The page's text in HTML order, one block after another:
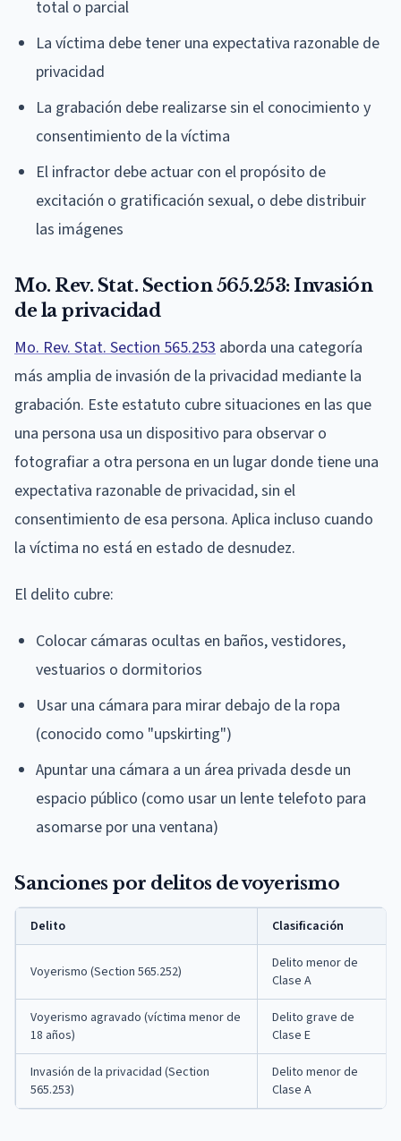
total o parcial
La víctima debe tener una expectativa razonable de
privacidad
La grabación debe realizarse sin el conocimiento y
consentimiento de la víctima
El infractor debe actuar con el propósito de
excitación o gratificación sexual, o debe distribuir
las imágenes
Mo. Rev. Stat. Section 565.253: Invasión
de la privacidad
Mo. Rev. Stat. Section 565.253 aborda una categoría
más amplia de invasión de la privacidad mediante la
grabación. Este estatuto cubre situaciones en las que
una persona usa un dispositivo para observar o
fotografiar a otra persona en un lugar donde tiene una
expectativa razonable de privacidad, sin el
consentimiento de esa persona. Aplica incluso cuando
la víctima no está en estado de desnudez.
El delito cubre:
Colocar cámaras ocultas en baños, vestidores,
vestuarios o dormitorios
Usar una cámara para mirar debajo de la ropa
(conocido como "upskirting")
Apuntar una cámara a un área privada desde un
espacio público (como usar un lente telefoto para
asomarse por una ventana)
Sanciones por delitos de voyerismo
Delito Clasificación
Voyerismo (Section 565.252)
Delito menor de
Clase A
Voyerismo agravado (víctima menor de
18 años)
Delito grave de
Clase E
Invasión de la privacidad (Section
565.253)
Delito menor de
Clase A